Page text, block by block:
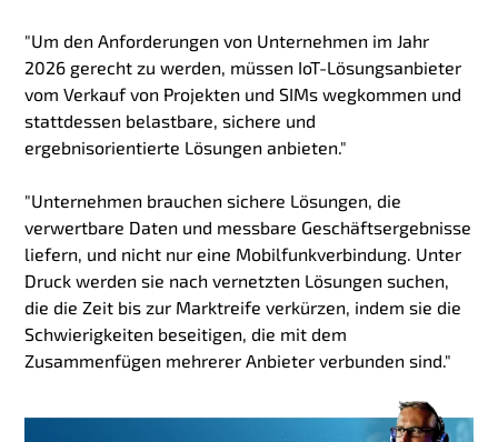
"Um den Anforderungen von Unternehmen im Jahr
2026 gerecht zu werden, müssen IoT-Lösungsanbieter
vom Verkauf von Projekten und SIMs wegkommen und
stattdessen belastbare, sichere und
ergebnisorientierte Lösungen anbieten."
"Unternehmen brauchen sichere Lösungen, die
verwertbare Daten und messbare Geschäftsergebnisse
liefern, und nicht nur eine Mobilfunkverbindung. Unter
Druck werden sie nach vernetzten Lösungen suchen,
die die Zeit bis zur Marktreife verkürzen, indem sie die
Schwierigkeiten beseitigen, die mit dem
Zusammenfügen mehrerer Anbieter verbunden sind."